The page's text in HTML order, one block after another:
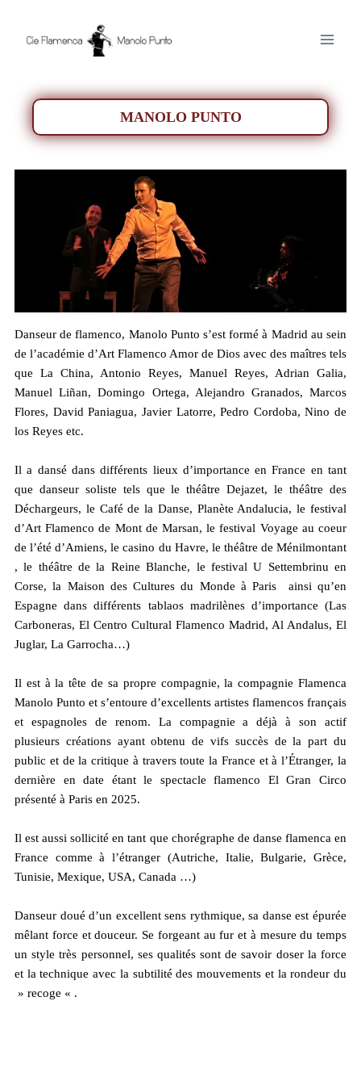
contenu
MANOLO PUNTO
Danseur de flamenco, Manolo Punto s’est formé à Madrid au sein
de l’académie d’Art Flamenco Amor de Dios avec des maîtres tels
que La China, Antonio Reyes, Manuel Reyes, Adrian Galia,
Manuel Liñan, Domingo Ortega, Alejandro Granados, Marcos
Flores, David Paniagua, Javier Latorre, Pedro Cordoba, Nino de
los Reyes etc.
Il a dansé dans différents lieux d’importance en France en tant
que danseur soliste tels que le théâtre Dejazet, le théâtre des
Déchargeurs, le Café de la Danse, Planète Andalucia, le festival
d’Art Flamenco de Mont de Marsan, le festival Voyage au coeur
de l’été d’Amiens, le casino du Havre, le théâtre de Ménilmontant
, le théâtre de la Reine Blanche, le festival U Settembrinu en
Corse, la Maison des Cultures du Monde à Paris ainsi qu’en
Espagne dans différents tablaos madrilènes d’importance (Las
Carboneras, El Centro Cultural Flamenco Madrid, Al Andalus, El
Juglar, La Garrocha…)
Il est à la tête de sa propre compagnie, la compagnie Flamenca
Manolo Punto et s’entoure d’excellents artistes flamencos français
et espagnoles de renom. La compagnie a déjà à son actif
plusieurs créations ayant obtenu de vifs succès de la part du
public et de la critique à travers toute la France et à l’Étranger, la
dernière en date étant le spectacle flamenco El Gran Circo
présenté à Paris en 2025.
Il est aussi sollicité en tant que chorégraphe de danse flamenca en
France comme à l’étranger (Autriche, Italie, Bulgarie, Grèce,
Tunisie, Mexique, USA, Canada …)
Danseur doué d’un excellent sens rythmique, sa danse est épurée
mêlant force et douceur. Se forgeant au fur et à mesure du temps
un style très personnel, ses qualités sont de savoir doser la force
et la technique avec la subtilité des mouvements et la rondeur du
» recoge « .